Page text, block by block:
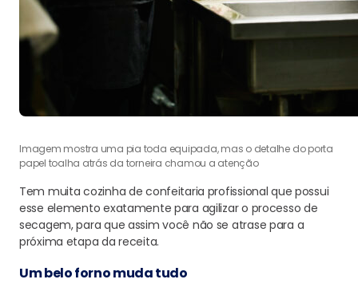
Imagem mostra uma pia toda equipada, mas o detalhe do porta
papel toalha atrás da torneira chamou a atenção
Tem muita cozinha de confeitaria profissional que possui
esse elemento exatamente para agilizar o processo de
secagem, para que assim você não se atrase para a
próxima etapa da receita.
Um belo forno muda tudo